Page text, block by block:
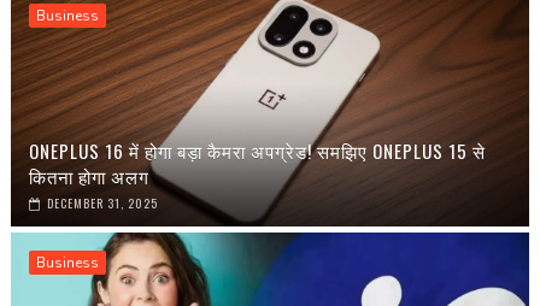
Business
ONEPLUS 16 में होगा बड़ा कैमरा अपग्रेड! समझिए ONEPLUS 15 से
कितना होगा अलग
DECEMBER 31, 2025
Business